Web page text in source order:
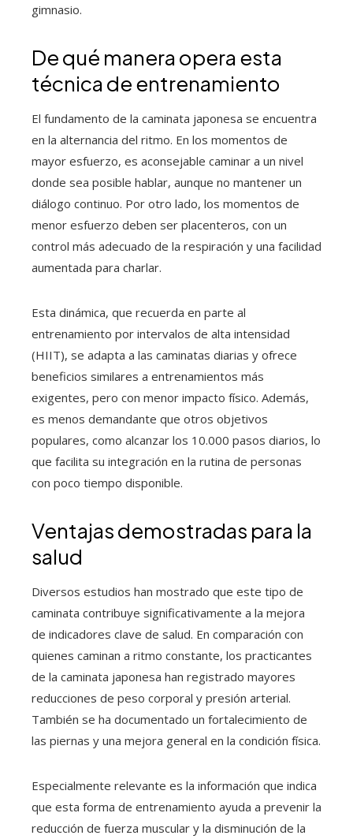
gimnasio.
De qué manera opera esta
técnica de entrenamiento
El fundamento de la caminata japonesa se encuentra
en la alternancia del ritmo. En los momentos de
mayor esfuerzo, es aconsejable caminar a un nivel
donde sea posible hablar, aunque no mantener un
diálogo continuo. Por otro lado, los momentos de
menor esfuerzo deben ser placenteros, con un
control más adecuado de la respiración y una facilidad
aumentada para charlar.
Esta dinámica, que recuerda en parte al
entrenamiento por intervalos de alta intensidad
(HIIT), se adapta a las caminatas diarias y ofrece
beneficios similares a entrenamientos más
exigentes, pero con menor impacto físico. Además,
es menos demandante que otros objetivos
populares, como alcanzar los 10.000 pasos diarios, lo
que facilita su integración en la rutina de personas
con poco tiempo disponible.
Ventajas demostradas para la
salud
Diversos estudios han mostrado que este tipo de
caminata contribuye significativamente a la mejora
de indicadores clave de salud. En comparación con
quienes caminan a ritmo constante, los practicantes
de la caminata japonesa han registrado mayores
reducciones de peso corporal y presión arterial.
También se ha documentado un fortalecimiento de
las piernas y una mejora general en la condición física.
Especialmente relevante es la información que indica
que esta forma de entrenamiento ayuda a prevenir la
reducción de fuerza muscular y la disminución de la